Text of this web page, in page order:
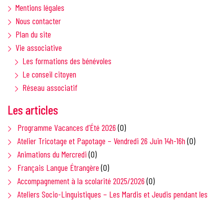
Mentions légales
Nous contacter
Plan du site
Vie associative
Les formations des bénévoles
Le conseil citoyen
Réseau associatif
Les articles
Programme Vacances d’Été 2026(0)
Atelier Tricotage et Papotage – Vendredi 26 Juin 14h-16h(0)
Animations du Mercredi(0)
Français Langue Étrangère(0)
Accompagnement à la scolarité 2025/2026(0)
Ateliers Socio-Linguistiques – Les Mardis et Jeudis pendant les